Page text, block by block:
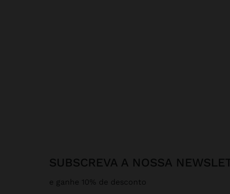
SUBSCREVA A NOSSA
e ganhe 10% de desconto